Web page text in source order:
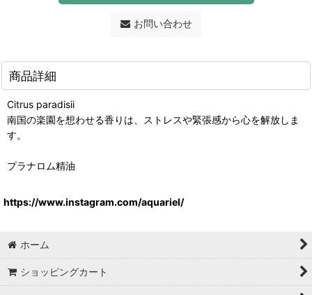
お問い合わせ
商品詳細
Citrus paradisii
南国の楽園を想わせる香りは、ストレスや緊張感から心を解放しま
す。
プラナロム精油
https://www.instagram.com/aquariel/
ホーム
ショッピングカート